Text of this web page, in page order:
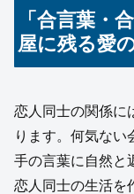
「合言葉・
屋に残る愛
恋人同士の関係に
ります。何気ない
手の言葉に自然と
恋人同士の生活を